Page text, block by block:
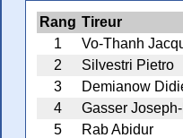
Rang Tireur
1
Vo-Thanh
2
Silvestri Pietro
3
Demianow
4
Gasser
5
Rab Abidur